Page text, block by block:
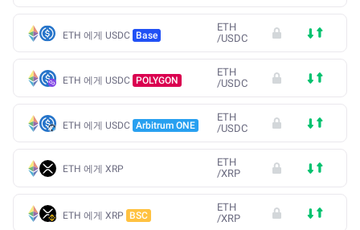
ETH 에게 USDC Base
ETH
/USDC
ETH 에게 USDC POLYGON
ETH
/USDC
ETH 에게 USDC Arbitrum ONE
ETH
/USDC
ETH 에게 XRP
ETH
/XRP
ETH 에게 XRP BSC
ETH
/XRP